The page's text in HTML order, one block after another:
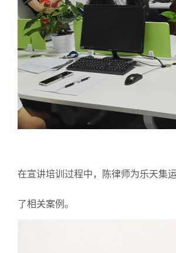
在宣讲培训过程中，陈律师为乐天集
了相关案例。